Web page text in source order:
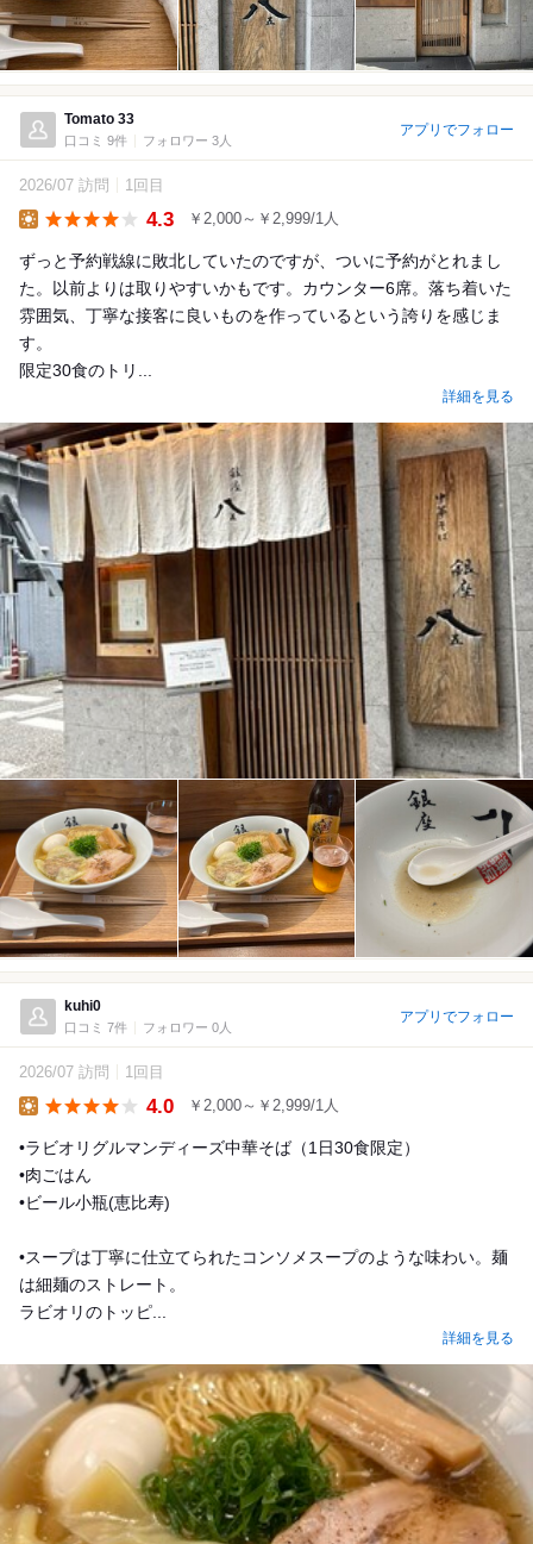
Tomato 33
口コミ 9件 フォロワー 3人
アプリでフォロー
2026/07 訪問 1回目
4.3 ￥2,000～￥2,999/1人
ずっと予約戦線に敗北していたのですが、ついに予約がとれまし
た。以前よりは取りやすいかもです。カウンター6席。落ち着いた
雰囲気、丁寧な接客に良いものを作っているという誇りを感じま
す。
限定30食のトリ...
詳細を見る
kuhi0
口コミ 7件 フォロワー 0人
アプリでフォロー
2026/07 訪問 1回目
4.0 ￥2,000～￥2,999/1人
•ラビオリグルマンディーズ中華そば（1日30食限定）
•肉ごはん
•ビール小瓶(恵比寿)
•スープは丁寧に仕立てられたコンソメスープのような味わい。麺
は細麺のストレート。
ラビオリのトッピ...
詳細を見る